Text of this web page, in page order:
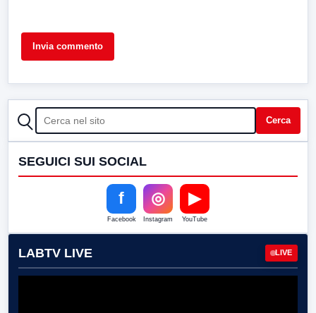
CERCA Cerca
SEGUICI SUI SOCIAL
f
Facebook
◎
Instagram
▶
YouTube
LABTV LIVE LIVE